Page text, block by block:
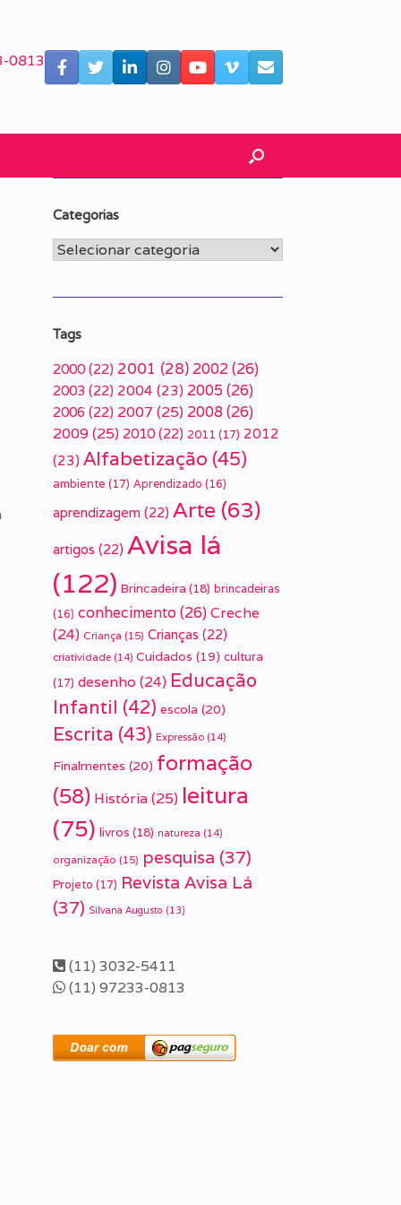
0813
Categorias
Categorias
Tags
2000 (22) 2001 (28) 2002(26)
2003 (22) 2004 (23) 2005 (26)
2006 (22) 2007 (25) 2008(26)
2009(25) 2010 (22) 2011 (17) 2012
(23) Alfabetização (45)
ambiente (17) Aprendizado (16)
aprendizagem (22) Arte (63)
artigos (22) Avisa lá
(122) Brincadeira (18) brincadeiras
(16) conhecimento(26) Creche
(24) Criança (15) Crianças (22)
criatividade (14) Cuidados (19) cultura
(17) desenho (24) Educação
Infantil (42) escola (20)
Escrita (43) Expressão (14)
Finalmentes (20) formação
(58) História(25) leitura
(75) livros (18) natureza (14)
organização (15) pesquisa (37)
Projeto (17) Revista Avisa Lá
(37) Silvana Augusto (13)
(11) 3032-5411
(11) 97233-0813